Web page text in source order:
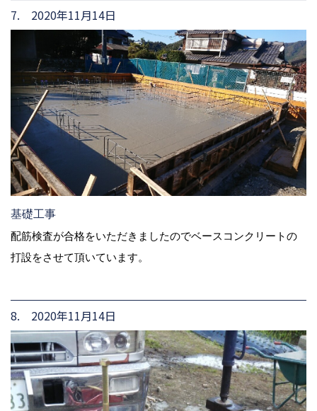
7. 2020年11月14日
基礎工事
配筋検査が合格をいただきましたのでベースコンクリートの
打設をさせて頂いています。
8. 2020年11月14日